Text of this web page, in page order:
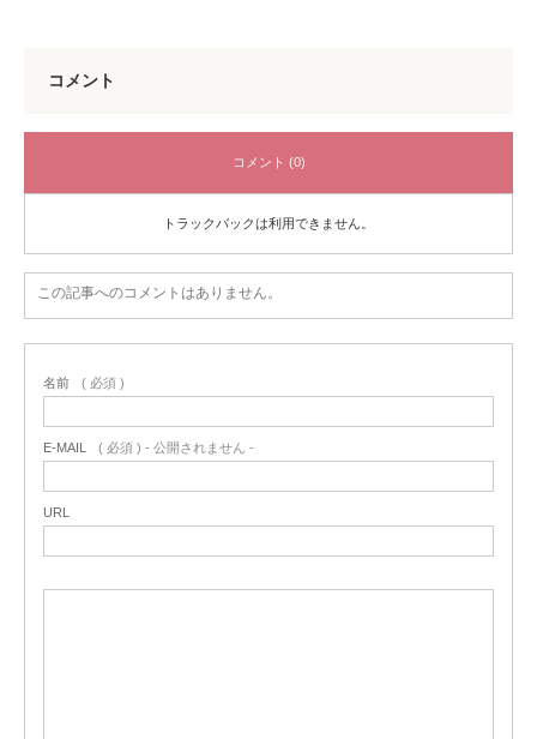
コメント
コメント (0)
トラックバックは利用できません。
この記事へのコメントはありません。
名前 ( 必須 )
E-MAIL ( 必須 ) - 公開されません -
URL